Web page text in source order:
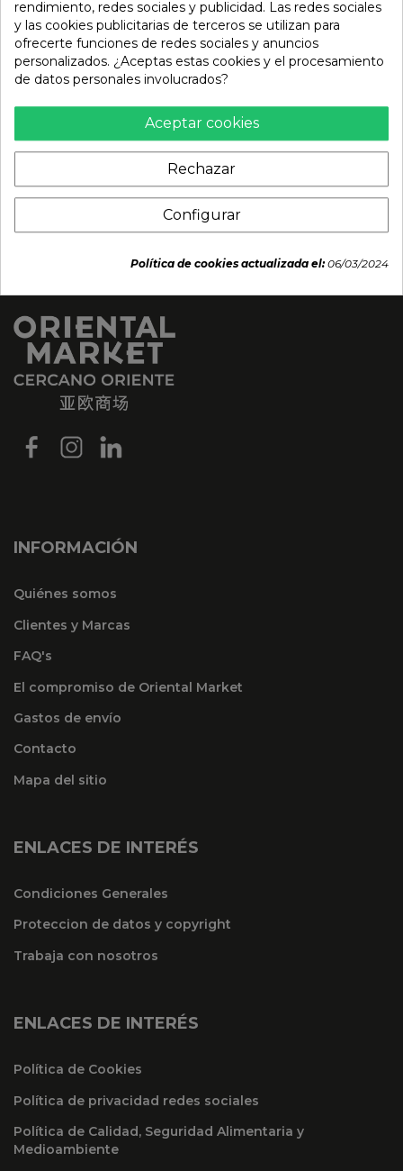
Hoja de Lima Congelada
100g
4,49 €
Pan gua bao negro
20pcs (CHIMEI) 600g
8,50 €
INFORMACIÓN
Quiénes somos
Clientes y Marcas
FAQ's
El compromiso de Oriental Market
Gastos de envío
Contacto
Mapa del sitio
ENLACES DE INTERÉS
Condiciones Generales
Proteccion de datos y copyright
Trabaja con nosotros
ENLACES DE INTERÉS
Política de Cookies
Política de privacidad redes sociales
Política de Calidad, Seguridad Alimentaria y
Medioambiente
rendimiento, redes sociales y publicidad. Las redes sociales
y las cookies publicitarias de terceros se utilizan para
ofrecerte funciones de redes sociales y anuncios
personalizados. ¿Aceptas estas cookies y el procesamiento
de datos personales involucrados?
Aceptar cookies
Rechazar
Configurar
Política de cookies actualizada el:06/03/2024